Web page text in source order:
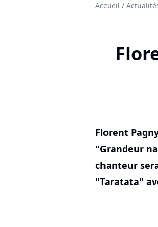
Accueil /
Florent
"Grandeur
chanteur
"Taratata"